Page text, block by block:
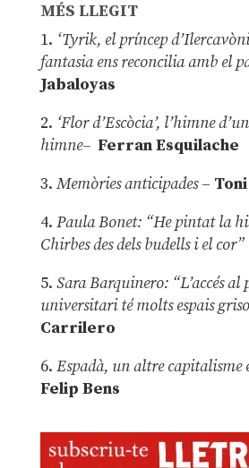
MÉS LLEGIT
1. ‘Tyrik, el príncep
fantasia ens reconcilia amb el
Jabaloyas
2. ‘Flor d’Escòcia’, l’himne
himne– Ferran Esquilache
3. Memòries anticipades–
4. Paula Bonet: “He pintat la
Chirbes des dels budells i el cor”
5. Sara Barquinero: “L’accés al
universitari té molts espais
Carrilero
6. Espadà, un altre capitalisme
Felip Bens